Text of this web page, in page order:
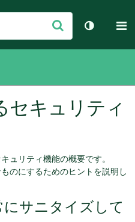
信
テーマを
セキュリティ
ュリティ機能の概要です。
のにするためのヒントを説明し
サニタイズして